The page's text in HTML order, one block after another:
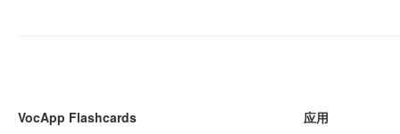
VocApp Flashcards
应用